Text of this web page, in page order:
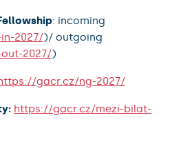
: incoming
2027/)/ outgoing
2027/)
gacr.cz/ng-2027/
https://gacr.cz/mezi-bilat-